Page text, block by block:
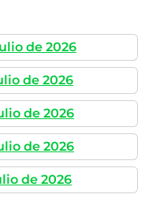
de 2026
de 2026
de 2026
de 2026
de 2026